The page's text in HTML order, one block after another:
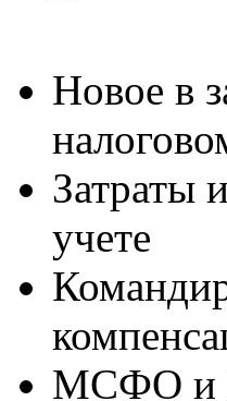
Новое в
Затраты
учете
МСФО и